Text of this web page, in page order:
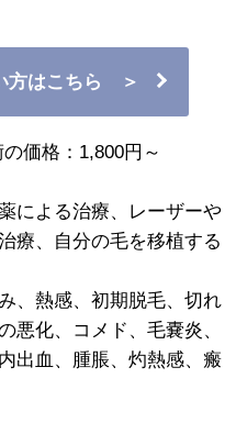
方はこちら ＞
価格：1,800円～
による治療、レーザーや
療、自分の毛を移植する
、熱感、初期脱毛、切れ
悪化、コメド、毛嚢炎、
出血、腫脹、灼熱感、瘢